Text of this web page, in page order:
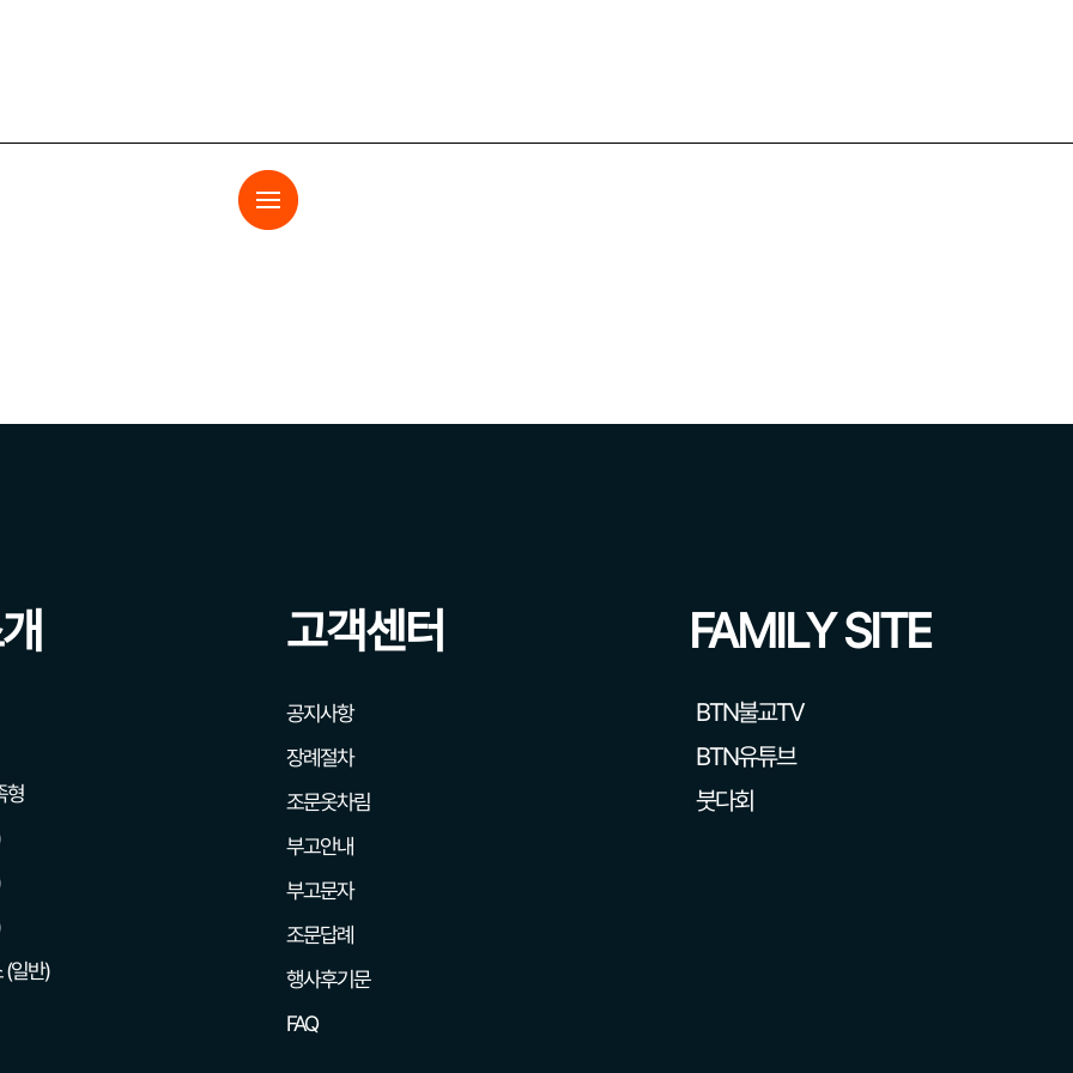
형
(일반)
고객센터
공지사항
장례절차
조문옷차림
부고안내
부고문자
조문답례
행사후기문
FAQ
FAMILY SITE
BTN불교TV
BTN유튜브
붓다회